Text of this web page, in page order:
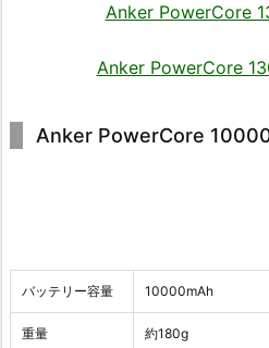
Anker PowerCore
Anker PowerCore
Anker PowerCore
バッテリー容量 10000mAh
重量 約180g